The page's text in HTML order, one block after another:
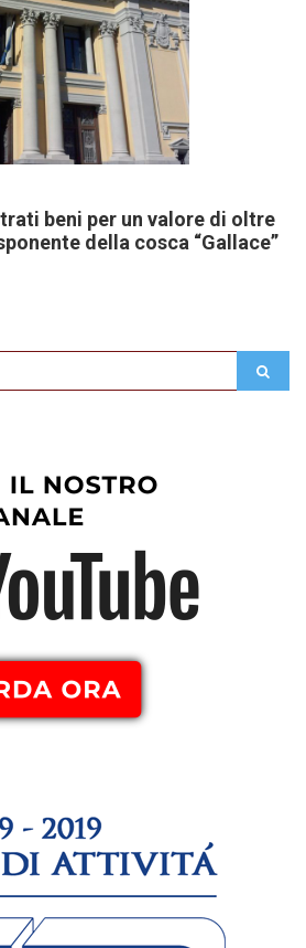
beni per un valore di oltre
della cosca “Gallace”